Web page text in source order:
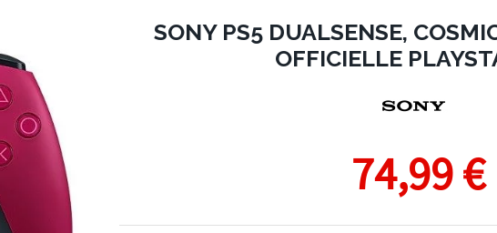
SONY PS5 DUALSENSE,
OFFICIELLE
74,99 €